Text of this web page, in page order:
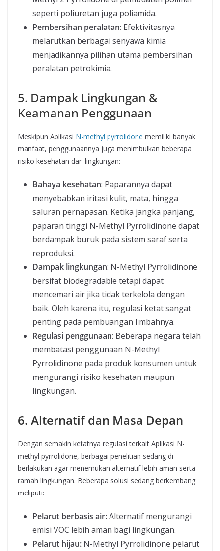
seperti poliuretan juga poliamida.
Pembersihan peralatan: Efektivitasnya
melarutkan berbagai senyawa kimia
menjadikannya pilihan utama pembersihan
peralatan petrokimia.
5. Dampak Lingkungan &
Keamanan Penggunaan
Meskipun Aplikasi N-methyl pyrrolidone memiliki banyak
manfaat, penggunaannya juga menimbulkan beberapa
risiko kesehatan dan lingkungan:
Bahaya kesehatan: Paparannya dapat
menyebabkan iritasi kulit, mata, hingga
saluran pernapasan. Ketika jangka panjang,
paparan tinggi N-Methyl Pyrrolidinone dapat
berdampak buruk pada sistem saraf serta
reproduksi.
Dampak lingkungan: N-Methyl Pyrrolidinone
bersifat biodegradable tetapi dapat
mencemari air jika tidak terkelola dengan
baik. Oleh karena itu, regulasi ketat sangat
penting pada pembuangan limbahnya.
Regulasi penggunaan: Beberapa negara telah
membatasi penggunaan N-Methyl
Pyrrolidinone pada produk konsumen untuk
mengurangi risiko kesehatan maupun
lingkungan.
6. Alternatif dan Masa Depan
Dengan semakin ketatnya regulasi terkait Aplikasi N-
methyl pyrrolidone, berbagai penelitian sedang di
berlakukan agar menemukan alternatif lebih aman serta
ramah lingkungan. Beberapa solusi sedang berkembang
meliputi:
Pelarut berbasis air:Alternatif mengurangi
emisi VOC lebih aman bagi lingkungan.
Pelarut hijau: N-Methyl Pyrrolidinone pelarut